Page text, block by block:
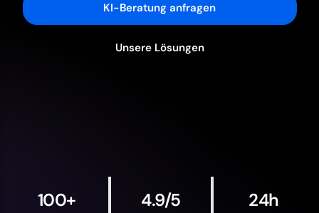
KI-Beratung anfragen
Unsere Lösungen
100+ 4.9/5 24h